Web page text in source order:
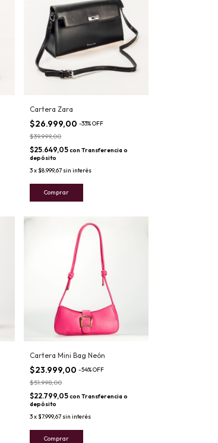
Cartera Zara
$26.999,00 -33%OFF
$39.999,00
$25.649,05con Transferencia o
depósito
3x$8.999,67 sin interés
Comprar
Cartera Mini Bag Neón
$23.999,00 -54%OFF
$51.998,00
$22.799,05con Transferencia o
depósito
3x$7.999,67 sin interés
Comprar